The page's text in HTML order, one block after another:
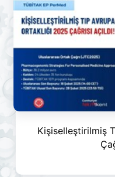
Kişiselleştirilmiş